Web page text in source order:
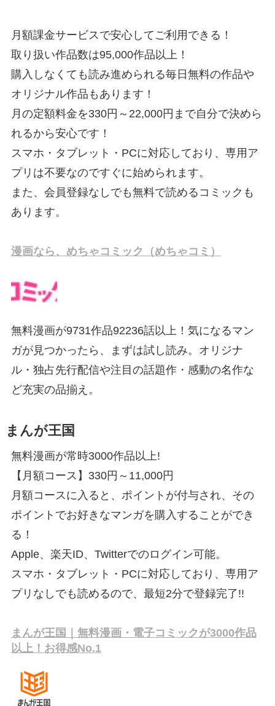
月額課金サービスで安心してご利用できる！
取り扱い作品数は95,000作品以上！
購入しなくても読み進められる毎日無料の作品や
オリジナル作品もあります！
月の定額料金を330円～22,000円まで自分で決めら
れるから安心です！
スマホ・タブレット・PCに対応しており、専用ア
プリは不要なのですぐに始められます。
また、会員登録なしでも無料で読めるコミックも
あります。
漫画なら、めちゃコミック（めちゃコミ）
無料漫画が9731作品92236話以上！気になるマン
ガが見つかったら、まずは試し読み。オリジナ
ル・独占先行配信や注目の話題作・感動の名作な
ど充実の品揃え。
まんが王国
無料漫画が常時3000作品以上!
【月額コース】330円～11,000円
月額コースに入ると、ポイントが付与され、その
ポイントでお好きなマンガを購入することができ
る！
Apple、楽天ID、Twitterでのログイン可能。
スマホ・タブレット・PCに対応しており、専用ア
プリなしでも読めるので、最短2分で登録完了!!
まんが王国｜無料漫画・電子コミックが3000作品
以上！お得感No.1